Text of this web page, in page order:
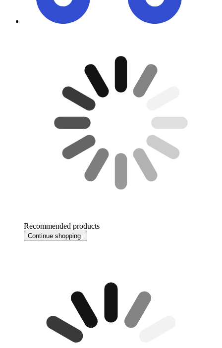
Recommended products
Continue shopping